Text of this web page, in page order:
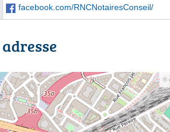
facebook.com/RNCNotairesConseil/
©